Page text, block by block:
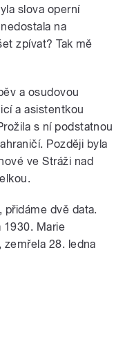
slova operní
na
zpívat? Tak mě
a osudovou
a asistentkou
s ní podstatnou
Později byla
ve Stráži nad
dvě data.
1930. Marie
28. ledna